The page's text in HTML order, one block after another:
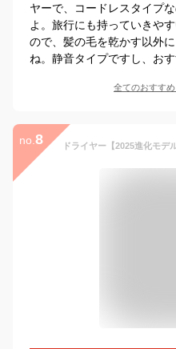
ヤーで、コードレスタイプ
よ。旅行にも持っていきや
ので、髪の毛を乾かす以外
ね。静音タイプですし、おす
全てのおすすめ
no. 8